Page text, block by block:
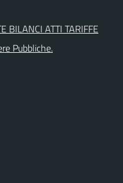
BILANCI ATTI TARIFFE
Pubbliche.